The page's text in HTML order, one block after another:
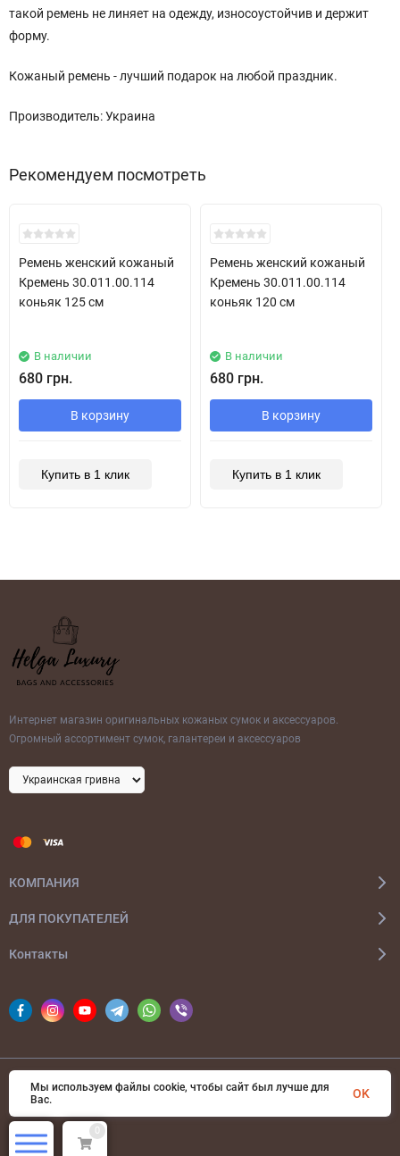
такой ремень не линяет на одежду, износоустойчив и держит
форму.
Кожаный ремень - лучший подарок на любой праздник.
Производитель: Украина
Рекомендуем посмотреть
New!
Ремень женский кожаный
Кремень 30.011.00.114
коньяк 125 см
В наличии
680 грн.
В корзину
Купить в 1 клик
New!
Ремень женский кожаный
Кремень 30.011.00.114
коньяк 120 см
В наличии
680 грн.
В корзину
Купить в 1 клик
Интернет магазин оригинальных кожаных сумок и аксессуаров.
Огромный ассортимент сумок, галантереи и аксессуаров
КОМПАНИЯ
ДЛЯ ПОКУПАТЕЛЕЙ
Контакты
© 2026 bags-ua.com Все права защищены
0
Мы используем файлы cookie, чтобы сайт был лучше для
Вас.
OK